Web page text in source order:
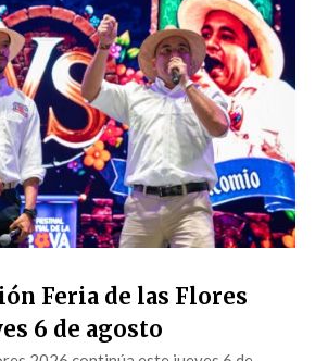
Feria de las Flores
6 de agosto